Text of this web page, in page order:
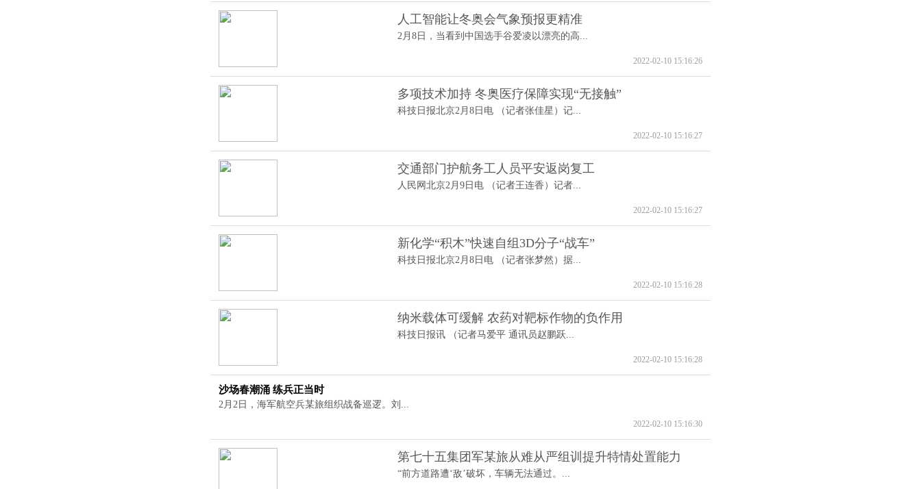
人工智能让冬奥会气象预报更精准
2月8日，当看到中国选手谷爱凌以漂亮的高...
2022-02-10 15:16:26
多项技术加持 冬奥医疗保障实现“无接触”
科技日报北京2月8日电 （记者张佳星）记...
2022-02-10 15:16:27
交通部门护航务工人员平安返岗复工
人民网北京2月9日电 （记者王连香）记者...
2022-02-10 15:16:27
新化学“积木”快速自组3D分子“战车”
科技日报北京2月8日电 （记者张梦然）据...
2022-02-10 15:16:28
纳米载体可缓解 农药对靶标作物的负作用
科技日报讯 （记者马爱平 通讯员赵鹏跃...
2022-02-10 15:16:28
沙场春潮涌 练兵正当时
2月2日，海军航空兵某旅组织战备巡逻。刘...
2022-02-10 15:16:30
第七十五集团军某旅从难从严组训提升特情处置能力
“前方道路遭‘敌’破坏，车辆无法通过。...